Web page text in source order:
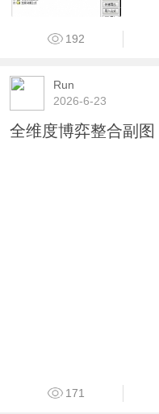
192
Run
2026-6-23
全维度博弈整合副图
171